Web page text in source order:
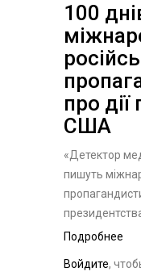
100
про
США
«Детектор
пишуть
Подробнее
Войдите,